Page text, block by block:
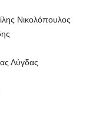
Νικολόπουλος
Λύγδας